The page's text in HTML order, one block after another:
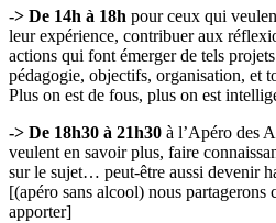
-> De 14h à 18h pour ceux qui
leur expérience, contribuer aux
actions qui font émerger de tels
pédagogie, objectifs, organisation, et
Plus on est de fous, plus on est
-> De 18h30 à 21h30 à l’Apéro des
veulent en savoir plus, faire
sur le sujet… peut-être aussi devenir
[(apéro sans alcool) nous partagerons
apporter]